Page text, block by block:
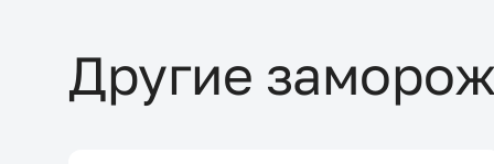
Другие